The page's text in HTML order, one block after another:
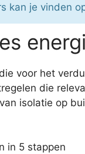
kan je vinden
voor het
die
isolatie op
in 5 stappen